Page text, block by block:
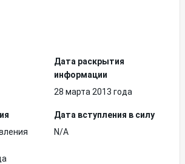
Дата раскрытия
информации
28 марта 2013 года
Дата вступления в силу
N/A